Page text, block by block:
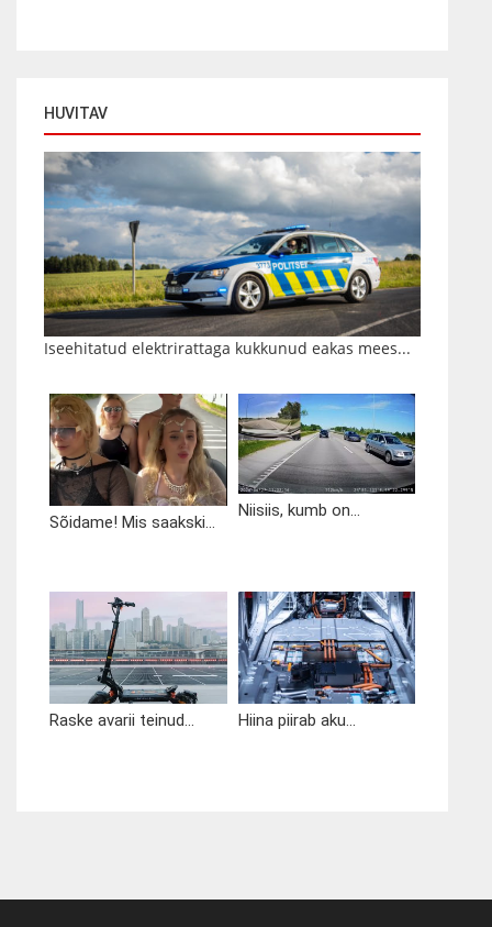
HUVITAV
Iseehitatud elektrirattaga kukkunud eakas mees...
Sõidame! Mis saakski...
Niisiis, kumb on...
Raske avarii teinud... Hiina piirab aku...